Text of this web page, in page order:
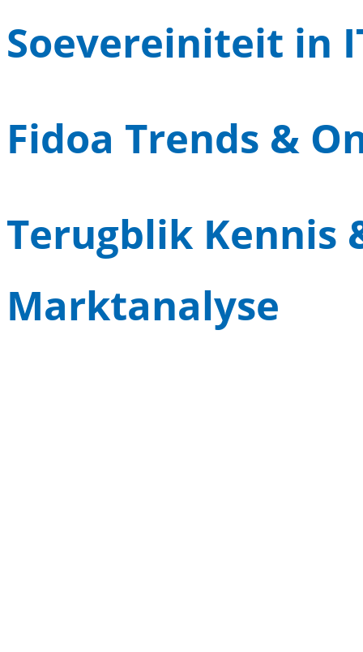
Soevereiniteit in
Fidoa Trends &
Terugblik Kennis
Marktanalyse